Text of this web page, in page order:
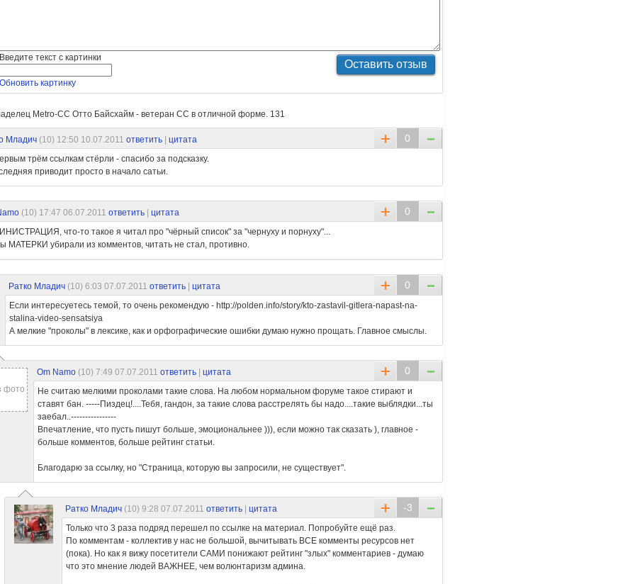
Введите текст с картинки
Обновить картинку
Мetro-CC Отто Байсхайм - ветеран СС в отличной форме. 131
Младич (10) 12:50 10.07.2011 ответить цитата 0
трём ссылкам стёрли - спасибо за подсказку.
приводит просто в начало сатьи.
(10) 17:47 06.07.2011 ответить цитата 0
что-то такое я читал про "чёрный список" за "чернуху и порнуху"...
МАТЕРКИ убирали из комментов, читать не стал, противно.
Ратко Младич (10) 6:03 07.07.2011 ответить цитата 0
Если интересуетесь темой, то очень рекомендую - http://polden.info/story/kto-zastavil-gitlera-napast-na-
stalina-video-sensatsiya
А мелкие "проколы" в лексике, как и орфографические ошибки думаю нужно прощать. Главное смыслы.
фото
Om Namo (10) 7:49 07.07.2011 ответить цитата 0
Не считаю мелкими проколами такие слова. На любом нормальном форуме такое стирают и
ставят бан. -----Пиздец!....Тебя, гандон, за такие слова расстрелять бы надо....такие выблядки...ты
заебал..----------------
Впечатление, что пусть пишут больше, эмоциональнее ))), если можно так сказать ), главное -
больше комментов, больше рейтинг статьи.
Благодарю за ссылку, но "Страница, которую вы запросили, не существует".
Ратко Младич (10) 9:28 07.07.2011 ответить цитата -3
Только что 3 раза подряд перешел по ссылке на материал. Попробуйте ещё раз.
По комментам - коллектив у нас не большой, вычитывать ВСЕ комменты ресурсов нет
(пока). Но как я вижу посетители САМИ понижают рейтинг "злых" комментариев - думаю
что это мнение людей ВАЖНЕЕ, чем волюнтаризм админа.